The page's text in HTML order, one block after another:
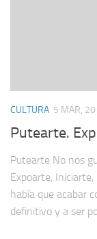
CULTURA 5 MAR,
Putearte.
Putearte No nos
Expoarte,
había que acabar
definitivo y a ser